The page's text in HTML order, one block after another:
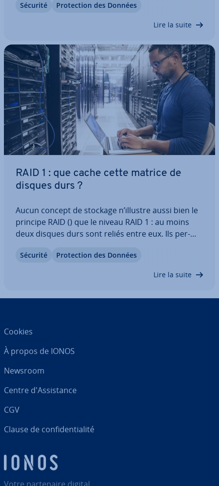
pour garantir une meilleure sécurité des données.
Sécurité Pro­tec­tion des Données
Lire la suite
RAID 1 : que cache cette matrice de
disques durs ?
Aucun concept de stockage n’illustre aussi bien le
principe RAID () que le niveau RAID 1 : au moins
deux disques durs sont reliés entre eux. Ils per­
ac­ces­sibles en double exem­plaire. In­té­res­sons-
Sécurité Pro­tec­tion des Données
Lire la suite
Cookies
À propos de IONOS
Newsroom
Centre d'As­sis­tance
CGV
Clause de con­fi­den­tia­lité